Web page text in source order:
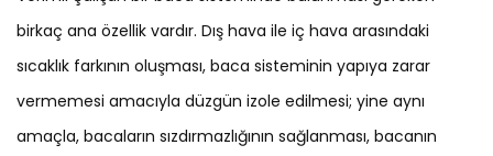
birkaç ana özellik vardır. Dış hava ile iç hava arasındaki
sıcaklık farkının oluşması, baca sisteminin yapıya zarar
vermemesi amacıyla düzgün izole edilmesi; yine aynı
amaçla, bacaların sızdırmazlığının sağlanması, bacanın